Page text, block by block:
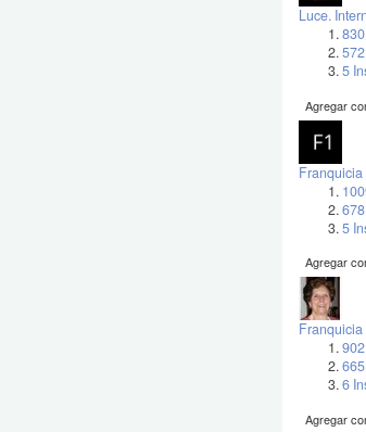
Luce.
5
Agregar
Franquicia
5
Agregar
Franquicia
6
Agregar